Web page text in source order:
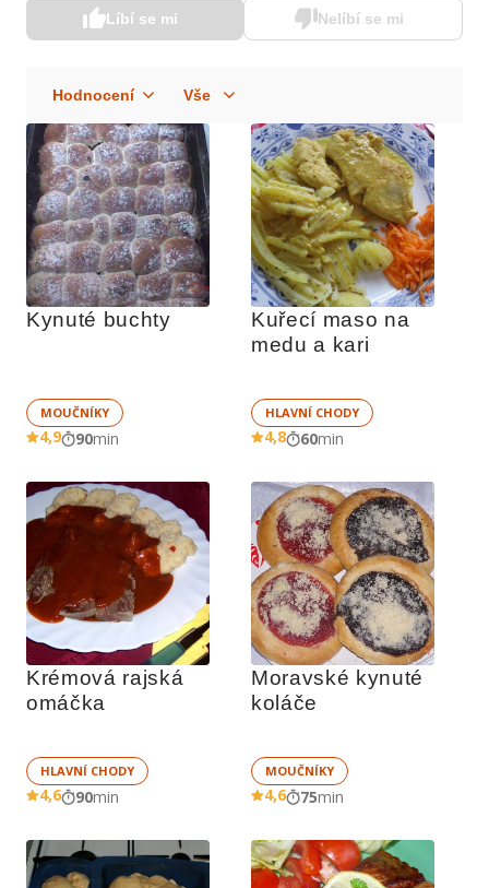
Líbí se mi Nelíbí se mi
Kynuté buchty
MOUČNÍKY
4,9 90min
Kuřecí maso na
medu a kari
HLAVNÍ CHODY
4,8 60min
Krémová rajská
omáčka
HLAVNÍ CHODY
4,6 90min
Moravské kynuté
koláče
MOUČNÍKY
4,6 75min